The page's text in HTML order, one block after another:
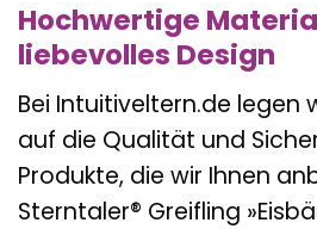
Hochwertige
liebevolles Design
Bei Intuitiveltern.de legen
auf die Qualität und
Produkte, die wir Ihnen
Sterntaler® Greifling